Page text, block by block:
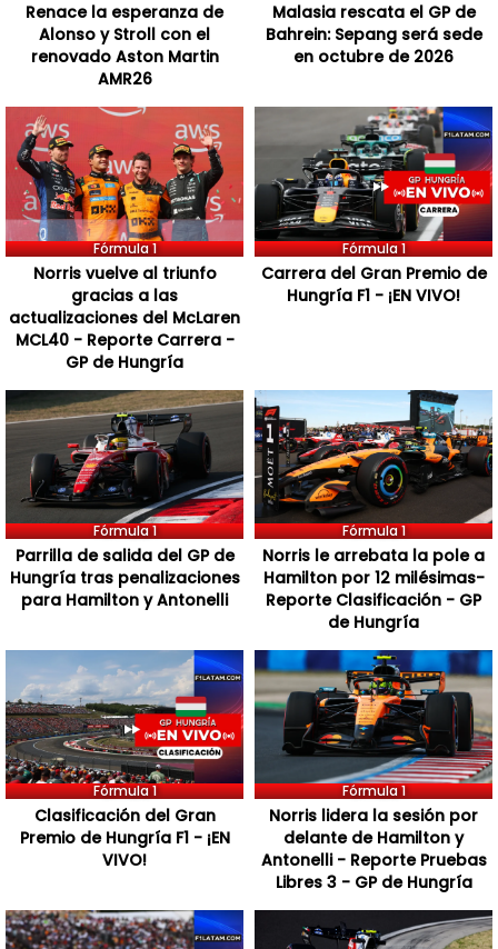
Renace la esperanza de
Alonso y Stroll con el
renovado Aston Martin
AMR26
Malasia rescata el GP de
Bahrein: Sepang será sede
en octubre de 2026
Fórmula 1
Norris vuelve al triunfo
gracias a las
actualizaciones del McLaren
MCL40 - Reporte Carrera -
GP de Hungría
Fórmula 1
Carrera del Gran Premio de
Hungría F1 - ¡EN VIVO!
Fórmula 1
Parrilla de salida del GP de
Hungría tras penalizaciones
para Hamilton y Antonelli
Fórmula 1
Norris le arrebata la pole a
Hamilton por 12 milésimas-
Reporte Clasificación - GP
de Hungría
Fórmula 1
Clasificación del Gran
Premio de Hungría F1 - ¡EN
VIVO!
Fórmula 1
Norris lidera la sesión por
delante de Hamilton y
Antonelli - Reporte Pruebas
Libres 3 - GP de Hungría